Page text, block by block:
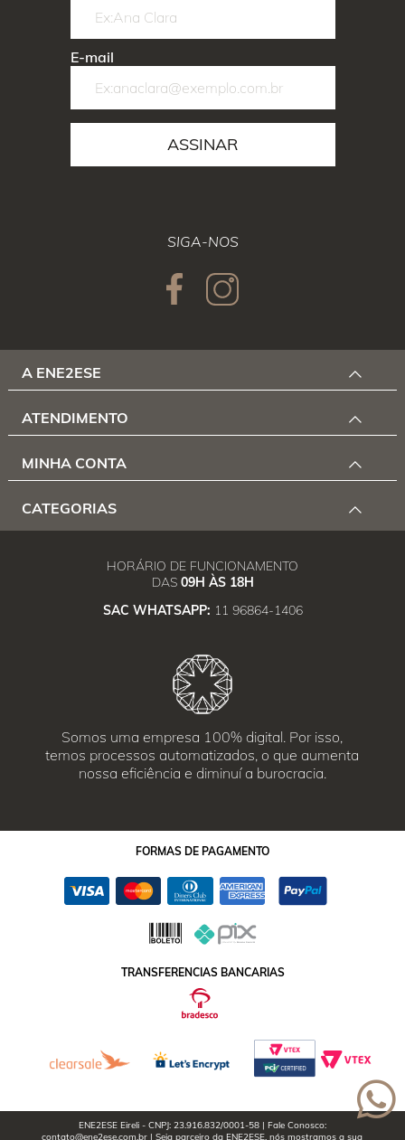
E-mail
ASSINAR
SIGA-NOS
A ENE2ESE
ATENDIMENTO
MINHA CONTA
CATEGORIAS
HORÁRIO DE FUNCIONAMENTO
DAS 09H ÀS 18H
SAC WHATSAPP: 11 96864-1406
Somos uma empresa 100% digital. Por isso,
temos processos automatizados, o que aumenta
nossa eficiência e diminuí a burocracia.
FORMAS DE PAGAMENTO
TRANSFERENCIAS BANCARIAS
ENE2ESE Eireli - CNPJ: 23.916.832/0001-58 | Fale Conosco:
contato@ene2ese.com.br | Seja parceiro da ENE2ESE, nós mostramos a sua